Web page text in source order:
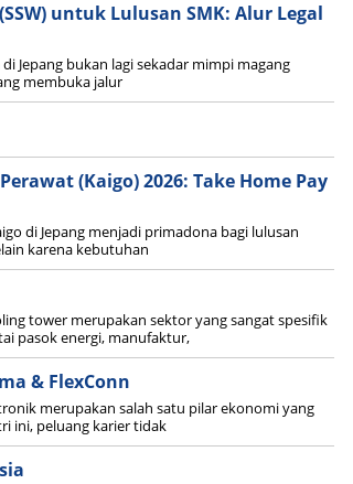
untuk Lulusan SMK: Alur Legal
Jepang bukan lagi sekadar mimpi magang
membuka jalur
(Kaigo) 2026: Take Home Pay
di Jepang menjadi primadona bagi lulusan
karena kebutuhan
tower merupakan sektor yang sangat spesifik
pasok energi, manufaktur,
& FlexConn
merupakan salah satu pilar ekonomi yang
ini, peluang karier tidak